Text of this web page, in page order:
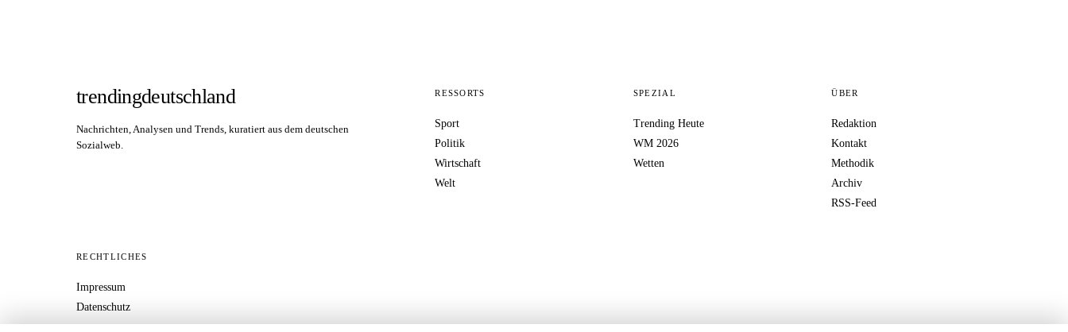
trendingdeutschland
Nachrichten, Analysen und Trends, kuratiert aus dem deutschen
Sozialweb.
RESSORTS
Sport
Politik
Wirtschaft
Welt
SPEZIAL
Trending Heute
WM 2026
Wetten
ÜBER
Redaktion
Kontakt
Methodik
Archiv
RSS-Feed
RECHTLICHES
Impressum
Datenschutz